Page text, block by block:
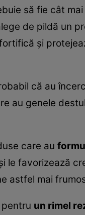
să fie cât
de pildă un
și
că au
au genele
care au
le favorizează
astfel mai
un rimel